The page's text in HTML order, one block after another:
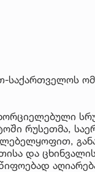
საქართველოს
რუსეთმა,
და